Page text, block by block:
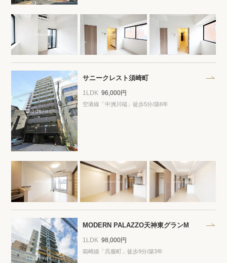
サニークレスト須崎町
1LDK 96,000円
空港線「中洲川端」徒歩5分/築6年
MODERN PALAZZO天神東グランM
1LDK 98,000円
箱崎線「呉服町」徒歩9分/築3年